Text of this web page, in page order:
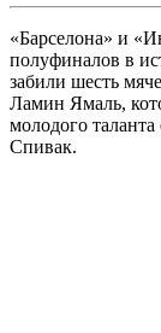
«Барселона» и
полуфиналов в
забили шесть
Ламин Ямаль,
молодого
Спивак.